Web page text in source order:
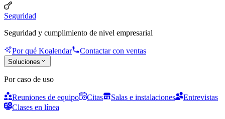
Seguridad
Seguridad y cumplimiento de nivel empresarial
Por qué Koalendar Contactar con ventas
Soluciones
Por caso de uso
Reuniones de equipo Citas Salas e instalaciones
Entrevistas
Clases en línea